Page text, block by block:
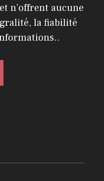
n’offrent aucune
la fiabilité